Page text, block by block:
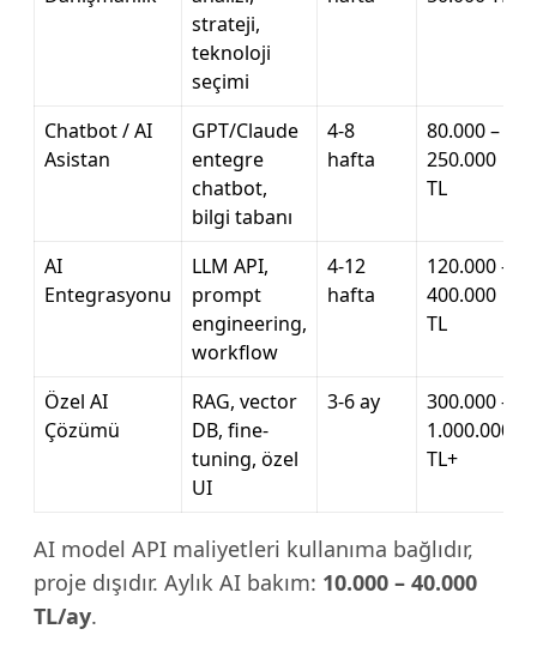
strateji,
teknoloji
seçimi
Chatbot / AI
Asistan
GPT/Claude
entegre
chatbot,
bilgi tabanı
4-8
hafta
80.000 –
250.000
TL
AI
Entegrasyonu
LLM API,
prompt
engineering,
workflow
4-12
hafta
120.000 –
400.000
TL
Özel AI
Çözümü
RAG, vector
DB, fine-
tuning, özel
UI
3-6 ay
300.000 –
1.000.000
TL+
AI model API maliyetleri kullanıma bağlıdır,
proje dışıdır. Aylık AI bakım: 10.000 – 40.000
TL/ay.